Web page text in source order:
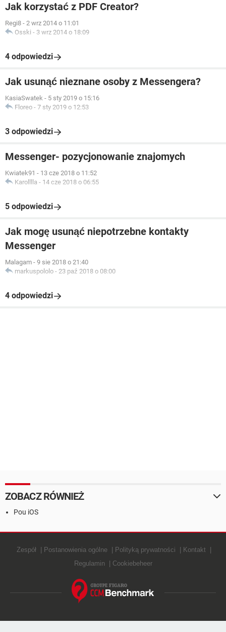
Jak korzystać z PDF Creator?
Regi8 - 2 wrz 2014 o 11:01
Osski - 3 wrz 2014 o 18:09
4 odpowiedzi
Jak usunąć nieznane osoby z Messengera?
KasiaSwatek - 5 sty 2019 o 15:16
Floreo - 7 sty 2019 o 12:53
3 odpowiedzi
Messenger- pozycjonowanie znajomych
Kwiatek91 - 13 cze 2018 o 11:52
Karolllla - 14 cze 2018 o 06:55
5 odpowiedzi
Jak mogę usunąć niepotrzebne kontakty
Messenger
Malagam - 9 sie 2018 o 21:40
markuspololo - 23 paź 2018 o 08:00
4 odpowiedzi
ZOBACZ RÓWNIEŻ
Pou iOS
Zespół Postanowienia ogólne Polityką prywatności
Kontakt
Regulamin
Cookiebeheer